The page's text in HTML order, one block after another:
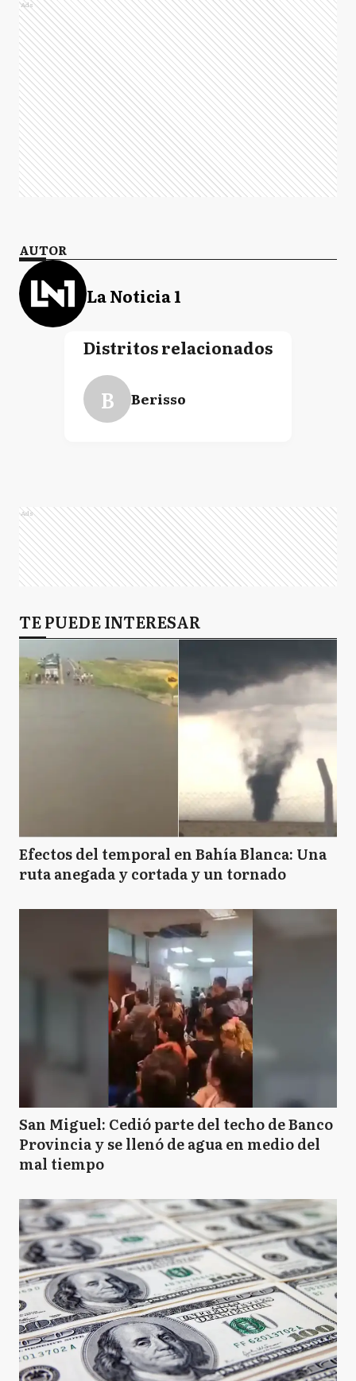
Ads
AUTOR
La Noticia 1
Distritos relacionados
B Berisso
Ads
TE PUEDE INTERESAR
Efectos del temporal en Bahía Blanca: Una
ruta anegada y cortada y un tornado
San Miguel: Cedió parte del techo de Banco
Provincia y se llenó de agua en medio del
mal tiempo